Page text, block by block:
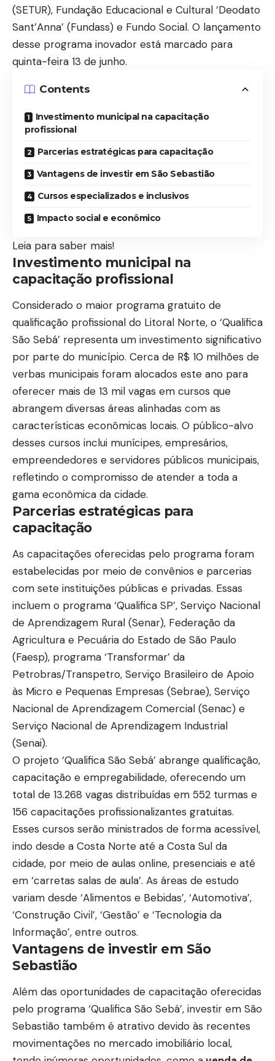
(SETUR), Fundação Educacional e Cultural ‘Deodato
Sant’Anna’ (Fundass) e Fundo Social. O lançamento
desse programa inovador está marcado para
quinta-feira 13 de junho.
Contents
Investimento municipal na capacitação
profissional
Parcerias estratégicas para capacitação
Vantagens de investir em São Sebastião
Cursos especializados e inclusivos
Impacto social e econômico
Leia para saber mais!
Investimento municipal na
capacitação profissional
Considerado o maior programa gratuito de
qualificação profissional do Litoral Norte, o ‘Qualifica
São Sebá’ representa um investimento significativo
por parte do município. Cerca de R$ 10 milhões de
verbas municipais foram alocados este ano para
oferecer mais de 13 mil vagas em cursos que
abrangem diversas áreas alinhadas com as
características econômicas locais. O público-alvo
desses cursos inclui munícipes, empresários,
empreendedores e servidores públicos municipais,
refletindo o compromisso de atender a toda a
gama econômica da cidade.
Parcerias estratégicas para
capacitação
As capacitações oferecidas pelo programa foram
estabelecidas por meio de convênios e parcerias
com sete instituições públicas e privadas. Essas
incluem o programa ‘Qualifica SP’, Serviço Nacional
de Aprendizagem Rural (Senar), Federação da
Agricultura e Pecuária do Estado de São Paulo
(Faesp), programa ‘Transformar’ da
Petrobras/Transpetro, Serviço Brasileiro de Apoio
às Micro e Pequenas Empresas (Sebrae), Serviço
Nacional de Aprendizagem Comercial (Senac) e
Serviço Nacional de Aprendizagem Industrial
(Senai).
O projeto ‘Qualifica São Sebá’ abrange qualificação,
capacitação e empregabilidade, oferecendo um
total de 13.268 vagas distribuídas em 552 turmas e
156 capacitações profissionalizantes gratuitas.
Esses cursos serão ministrados de forma acessível,
indo desde a Costa Norte até a Costa Sul da
cidade, por meio de aulas online, presenciais e até
em ‘carretas salas de aula’. As áreas de estudo
variam desde ‘Alimentos e Bebidas’, ‘Automotiva’,
‘Construção Civil’, ‘Gestão’ e ‘Tecnologia da
Informação’, entre outros.
Vantagens de investir em São
Sebastião
Além das oportunidades de capacitação oferecidas
pelo programa ‘Qualifica São Sebá’, investir em São
Sebastião também é atrativo devido às recentes
movimentações no mercado imobiliário local,